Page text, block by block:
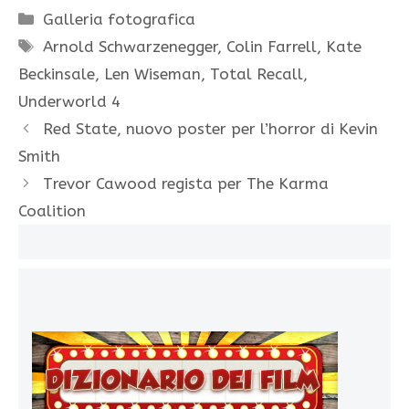
Categorie
Galleria fotografica
Tag
Arnold Schwarzenegger, Colin Farrell, Kate
Beckinsale, Len Wiseman, Total Recall,
Underworld 4
Red State, nuovo poster per l’horror di Kevin
Smith
Trevor Cawood regista per The Karma
Coalition